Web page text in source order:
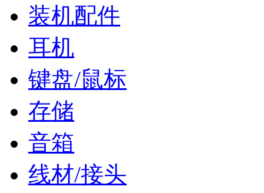
装机配件
耳机
键盘/鼠标
存储
音箱
线材/接头